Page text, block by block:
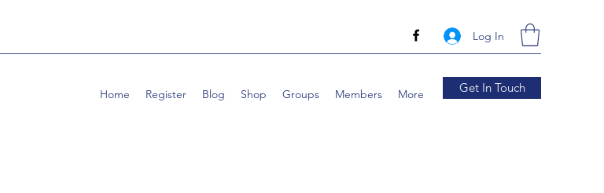
Log In
Home Register Blog Shop Groups Members More Get In Touch